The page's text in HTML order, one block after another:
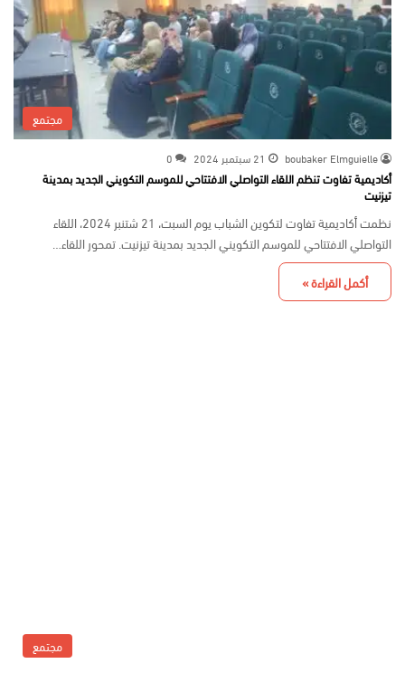
مجتمع
boubaker Elmguielle 21 سبتمبر 2024 0
أكاديمية تفاوت تنظم اللقاء التواصلي الافتتاحي للموسم التكويني الجديد بمدينة
تيزنيت
نظمت أكاديمية تفاوت لتكوين الشباب يوم السبت، 21 شتنبر 2024، اللقاء
التواصلي الافتتاحي للموسم التكويني الجديد بمدينة تيزنيت. تمحور اللقاء…
أكمل القراءة »
مجتمع